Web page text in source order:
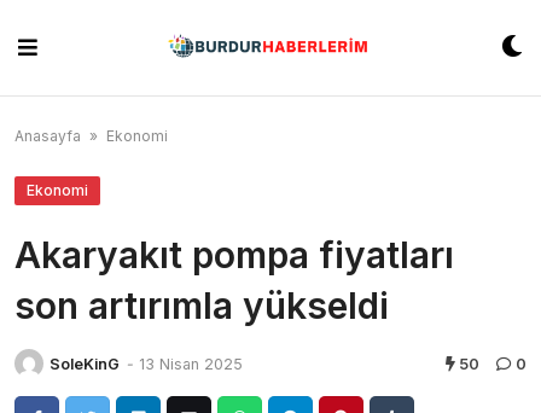
content
Anasayfa » Ekonomi
Ekonomi
Akaryakıt pompa fiyatları
son artırımla yükseldi
SoleKinG - 13 Nisan 2025 50 0